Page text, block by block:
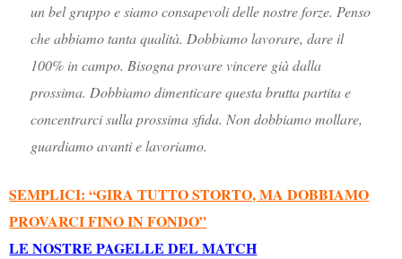
un bel gruppo e siamo consapevoli delle nostre forze. Penso
che abbiamo tanta qualità. Dobbiamo lavorare, dare il
100% in campo. Bisogna provare vincere già dalla
prossima. Dobbiamo dimenticare questa brutta partita e
concentrarci sulla prossima sfida. Non dobbiamo mollare,
guardiamo avanti e lavoriamo.
SEMPLICI: “GIRA TUTTO STORTO, MA DOBBIAMO
PROVARCI FINO IN FONDO”
LE NOSTRE PAGELLE DEL MATCH